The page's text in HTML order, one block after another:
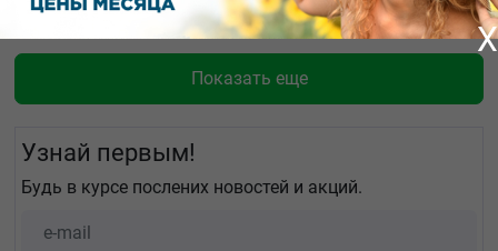
Показать еще
Узнай первым!
Будь в курсе послених новостей и акций.
X